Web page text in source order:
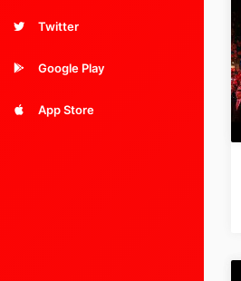
Twitter
Google Play
App Store